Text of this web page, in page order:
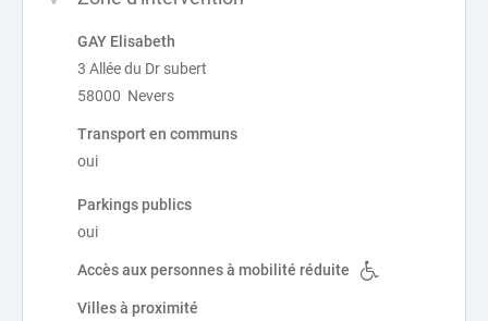
GAY Elisabeth
3 Allée du Dr subert
58000 Nevers
Transport en communs
oui
Parkings publics
oui
Accès aux personnes à mobilité réduite
Villes à proximité